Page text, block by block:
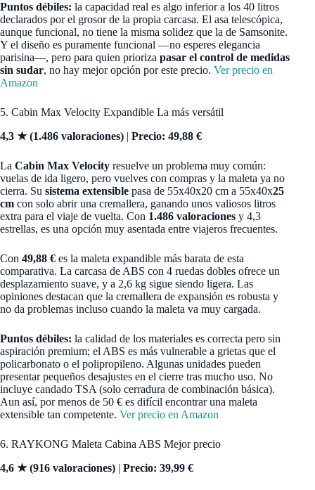
Puntos débiles: la capacidad real es algo inferior a los 40 litros
declarados por el grosor de la propia carcasa. El asa telescópica,
aunque funcional, no tiene la misma solidez que la de Samsonite.
Y el diseño es puramente funcional —no esperes elegancia
parisina—, pero para quien prioriza pasar el control de medidas
sin sudar, no hay mejor opción por este precio. Ver precio en
Amazon
5. Cabin Max Velocity Expandible La más versátil
4,3 ★ (1.486 valoraciones) | Precio: 49,88 €
La Cabin Max Velocity resuelve un problema muy común:
vuelas de ida ligero, pero vuelves con compras y la maleta ya no
cierra. Su sistema extensible pasa de 55x40x20 cm a 55x40x25
cm con solo abrir una cremallera, ganando unos valiosos litros
extra para el viaje de vuelta. Con 1.486 valoraciones y 4,3
estrellas, es una opción muy asentada entre viajeros frecuentes.
Con 49,88 € es la maleta expandible más barata de esta
comparativa. La carcasa de ABS con 4 ruedas dobles ofrece un
desplazamiento suave, y a 2,6 kg sigue siendo ligera. Las
opiniones destacan que la cremallera de expansión es robusta y
no da problemas incluso cuando la maleta va muy cargada.
Puntos débiles: la calidad de los materiales es correcta pero sin
aspiración premium; el ABS es más vulnerable a grietas que el
policarbonato o el polipropileno. Algunas unidades pueden
presentar pequeños desajustes en el cierre tras mucho uso. No
incluye candado TSA (solo cerradura de combinación básica).
Aun así, por menos de 50 € es difícil encontrar una maleta
extensible tan competente. Ver precio en Amazon
6. RAYKONG Maleta Cabina ABS Mejor precio
4,6 ★ (916 valoraciones) | Precio: 39,99 €